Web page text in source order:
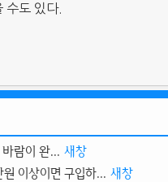
수도 있다.
람이 완... 새창
이상이면 구입하... 새창